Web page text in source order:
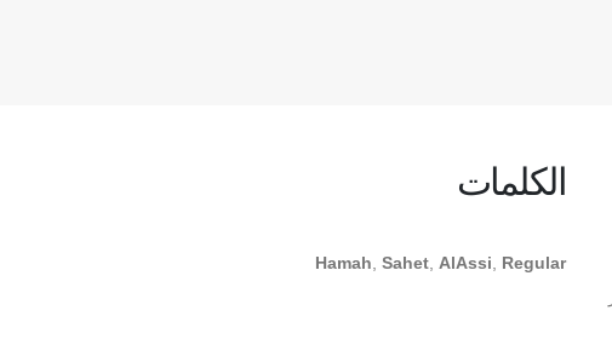
الكلمات
Hamah Sahet AlAssi Regular